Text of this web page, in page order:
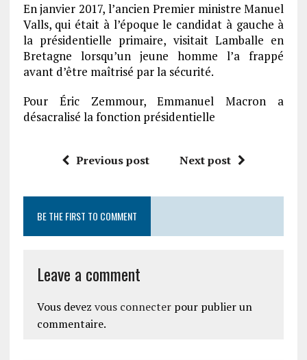
En janvier 2017, l’ancien Premier ministre Manuel
Valls, qui était à l’époque le candidat à gauche à
la présidentielle primaire, visitait Lamballe en
Bretagne lorsqu’un jeune homme l’a frappé
avant d’être maîtrisé par la sécurité.
Pour Éric Zemmour, Emmanuel Macron a
désacralisé la fonction présidentielle
Previous post Next post
BE THE FIRST TO COMMENT
Leave a comment
Vous devez vous connecterpour publier un
commentaire.